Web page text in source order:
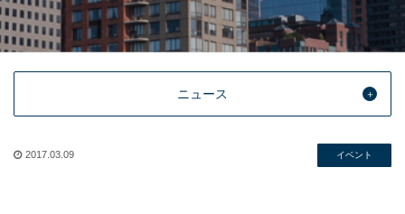
ニュース
2017.03.09 イベント